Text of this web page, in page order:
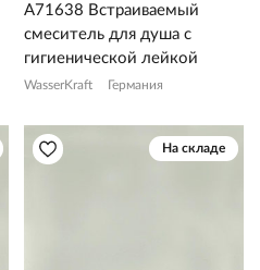
A71638 Встраиваемый
смеситель для душа с
гигиенической лейкой
WasserKraft Германия
На складе